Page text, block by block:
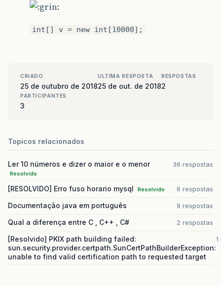
int[] v = new int[10000];
CRIADO
25 de outubro de 2018
ULTIMA RESPOSTA
25 de out. de 2018
RESPOSTAS
2
PARTICIPANTES
3
Topicos relacionados
Ler 10 números e dizer o maior e o menor
Resolvido
36 respostas
[RESOLVIDO] Erro fuso horario mysql Resolvido 6 respostas
Documentação java em português 9 respostas
Qual a diferença entre C , C++ , C# 2 respostas
[Resolvido] PKIX path building failed:
sun.security.provider.certpath.SunCertPathBuilderException:
unable to find valid certification path to requested target